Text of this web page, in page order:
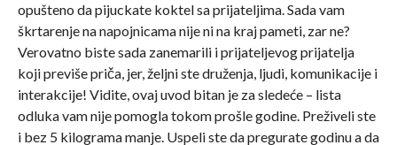
opušteno da pijuckate koktel sa prijateljima. Sada vam
škrtarenje na napojnicama nije ni na kraj pameti, zar ne?
Verovatno biste sada zanemarili i prijateljevog prijatelja
koji previše priča, jer, željni ste druženja, ljudi, komunikacije i
interakcije! Vidite, ovaj uvod bitan je za sledeće – lista
odluka vam nije pomogla tokom prošle godine. Preživeli ste
i bez 5 kilograma manje. Uspeli ste da pregurate godinu a da